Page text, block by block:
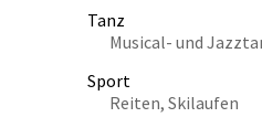
Tanz
Musical- und
Sport
Reiten, Skilaufen